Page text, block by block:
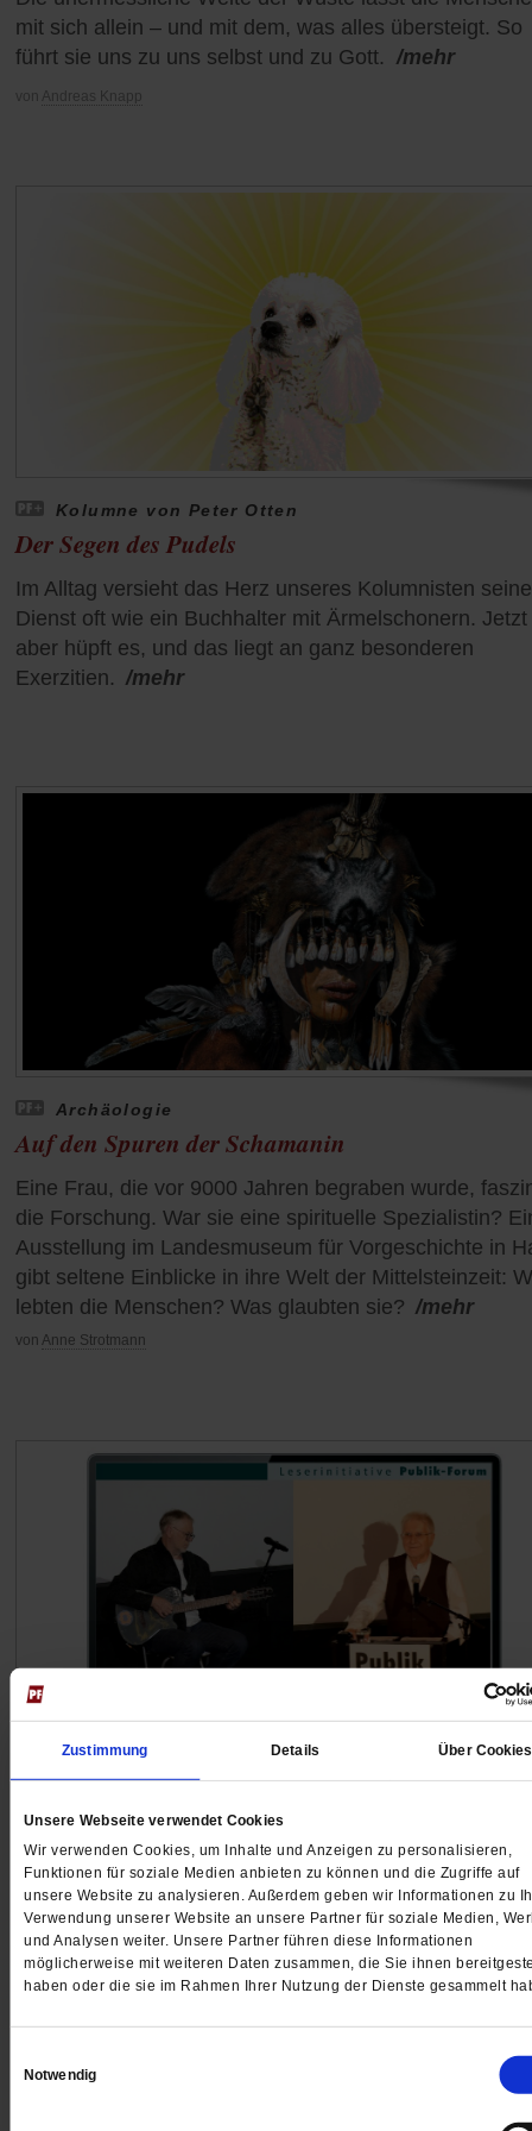
Zustimmung Details Über Cookies
Unsere Webseite verwendet Cookies
Wir verwenden Cookies, um Inhalte und Anzeigen zu personalisieren,
Funktionen für soziale Medien anbieten zu können und die Zugriffe auf
unsere Website zu analysieren. Außerdem geben wir Informationen zu
Verwendung unserer Website an unsere Partner für soziale Medien,
und Analysen weiter. Unsere Partner führen diese Informationen
möglicherweise mit weiteren Daten zusammen, die Sie ihnen
haben oder die sie im Rahmen Ihrer Nutzung der Dienste gesammelt
Notwendig
mit sich allein – und mit dem, was alles übersteigt. So
führt sie uns zu uns selbst und zu Gott. /mehr
von Andreas Knapp
Kolumne von Peter Otten
Der Segen des Pudels
Im Alltag versieht das Herz unseres Kolumnisten
Dienst oft wie ein Buchhalter mit Ärmelschonern. Jetzt
aber hüpft es, und das liegt an ganz besonderen
Exerzitien. /mehr
Archäologie
Auf den Spuren der Schamanin
Eine Frau, die vor 9000 Jahren begraben wurde,
die Forschung. War sie eine spirituelle Spezialistin?
Ausstellung im Landesmuseum für Vorgeschichte in
gibt seltene Einblicke in ihre Welt der Mittelsteinzeit:
lebten die Menschen? Was glaubten sie? /mehr
von Anne Strotmann
von Rainer Maria Rilke
Pierre Stutz entfaltet in seinem Vortrag die spirituelle
seines Lieblingsdichters Rainer Maria Rilke. Susanne
Kruse liest Rilkes Texte, begleitet von den
Gitarrenklängen Uwe Birnsteins. /mehr